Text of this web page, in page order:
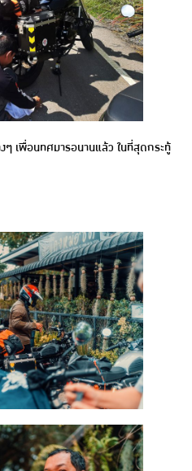
ๆ เพื่อนทศมารอนานแล้ว ในที่สุดกระทู้